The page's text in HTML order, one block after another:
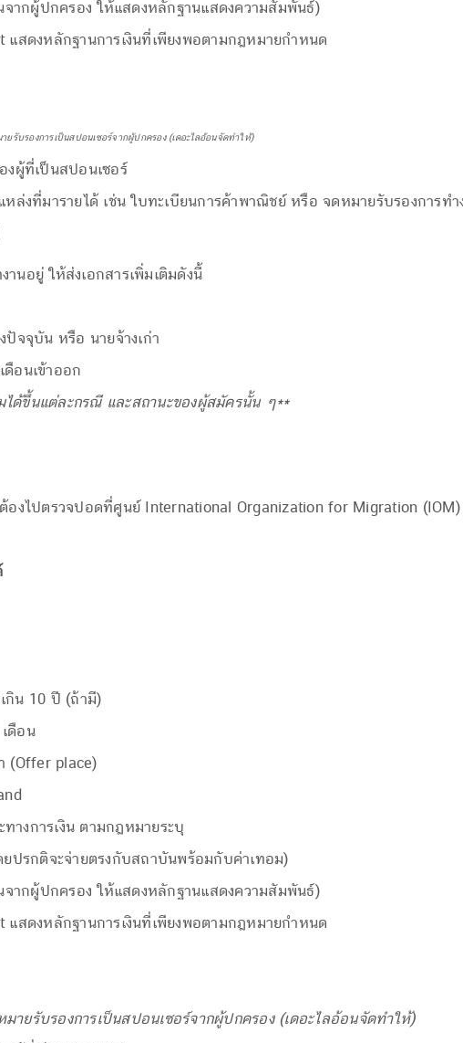
จากผู้ปกครอง ให้แสดงหลักฐานแสดงความสัมพันธ์)
แสดงหลักฐานการเงินที่เพียงพอตามกฎหมายกำหนด
ยรับรองการเป็นสปอนเซอร์จากผู้ปกครอง (เดอะไลอ้อนจัดทำให้)
งผู้ที่เป็นสปอนเซอร์
หล่งที่มารายได้ เช่น ใบทะเบียนการค้าพาณิชย์ หรือ จดหมายรับรองการทำ
นอยู่ ให้ส่งเอกสารเพิ่มเติมดังนี้
ปัจจุบัน หรือ นายจ้างเก่า
ดือนเข้าออก
ได้ขึ้นแต่ละกรณี และสถานะของผู้สมัครนั้น ๆ**
งไปตรวจปอดที่ศูนย์ International Organization for Migration (IOM)
กิน 10 ปี (ถ้ามี)
ดือน
(Offer place)
างการเงิน ตามกฎหมายระบุ
ปรกติจะจ่ายตรงกับสถาบันพร้อมกับค่าเทอม)
จากผู้ปกครอง ให้แสดงหลักฐานแสดงความสัมพันธ์)
แสดงหลักฐานการเงินที่เพียงพอตามกฎหมายกำหนด
มายรับรองการเป็นสปอนเซอร์จากผู้ปกครอง (เดอะไลอ้อนจัดทำให้)